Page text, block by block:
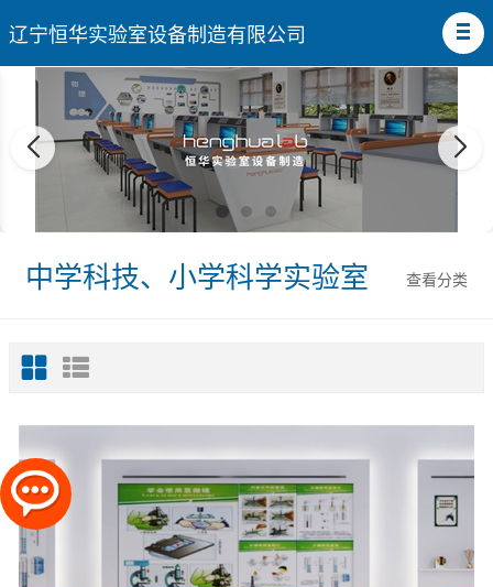
辽宁恒华实验室设备制造有限公司
查看分类
中学科技、小学科学实验室